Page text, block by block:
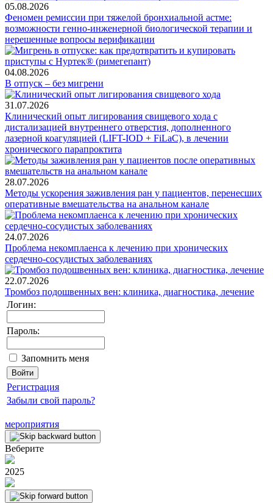
05.08.2026
Феномен ремиссии при тяжелой бронхиальной астме:
возможности генно-инженерной биологической терапии и
нерешенные вопросы верификации
04.08.2026
В отпуск – без мигрени
31.07.2026
Клинический опыт лигирования свищевого хода с
дистализацией внутреннего отверстия, дополненного
лазерной коагуляцией (LIFT-IOD + FiLaC), в лечении
хронического парапроктита
28.07.2026
Методы ускорения заживления ран у пациентов, перенесших
оперативные вмешательства на анальном канале
24.07.2026
Проблема некомплаенса к лечению при хронических
сердечно-сосудистых заболеваниях
22.07.2026
Тромбоз подошвенных вен: клиника, диагностика, лечение
Логин:
Пароль:
Запомнить меня
Регистрация
Забыли свой пароль?
мероприятия
Веберите
2025